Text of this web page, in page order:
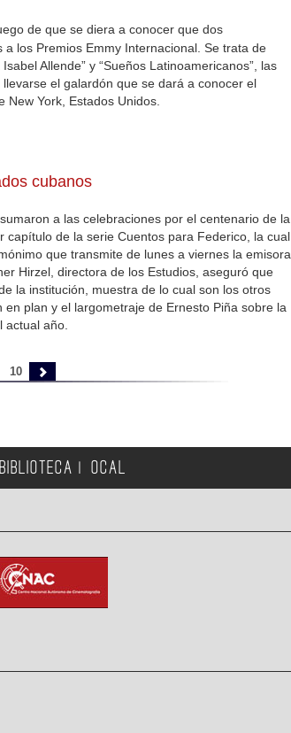
de que se diera a conocer que dos
los Premios Emmy Internacional. Se trata de
Allende” y “Sueños Latinoamericanos”, las
el galardón que se dará a conocer el
York, Estados Unidos.
cubanos
a las celebraciones por el centenario de la
capítulo de la serie Cuentos para Federico, la cual
que transmite de lunes a viernes la emisora
Hirzel, directora de los Estudios, aseguró que
la institución, muestra de lo cual son los otros
plan y el largometraje de Ernesto Piña sobre la
año.
10
BIBLIOTECA OCAL